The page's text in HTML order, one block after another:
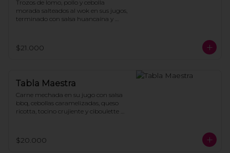
Trozos de lomo, pollo y cebolla
morada salteados al wok en sus jugos,
terminado con salsa huancaína y
$21.000
Tabla Maestra
Carne mechada en su jugo con salsa
bbq, cebollas caramelizadas, queso
ricotta, tocino crujiente y ciboulette
$20.000